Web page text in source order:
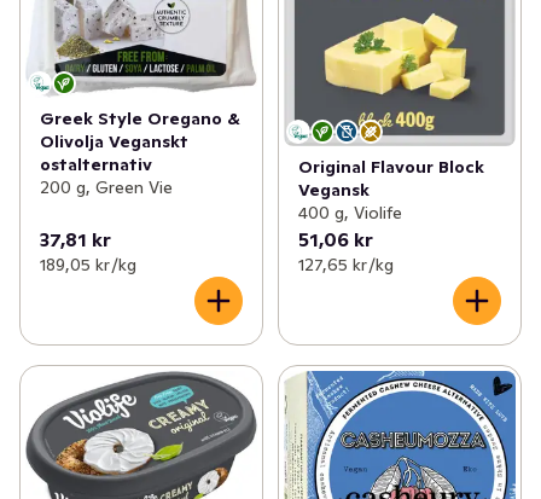
Greek Style Oregano &
Olivolja Veganskt
ostalternativ
200 g, Green Vie
37,81 kr
189,05 kr /kg
Original Flavour Block
Vegansk
400 g, Violife
51,06 kr
127,65 kr /kg